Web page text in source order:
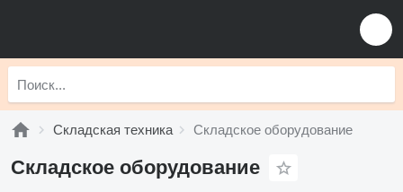
Складская техника Складское оборудование
Складское оборудование